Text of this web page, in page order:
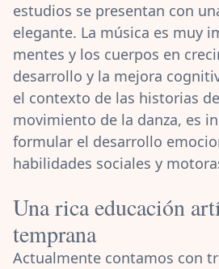
estudios se presentan con
elegante. La música es muy
mentes y los cuerpos en
desarrollo y la mejora
el contexto de las historias
movimiento de la danza, es
formular el desarrollo
habilidades sociales y
Una rica educación
temprana
Actualmente contamos con